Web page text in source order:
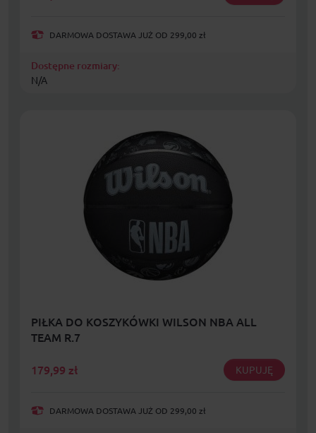
DARMOWA DOSTAWA JUŻ OD 299,00 zł
Dostępne rozmiary:
N/A
PIŁKA DO KOSZYKÓWKI WILSON NBA ALL
TEAM R.7
179,99 zł KUPUJĘ
DARMOWA DOSTAWA JUŻ OD 299,00 zł